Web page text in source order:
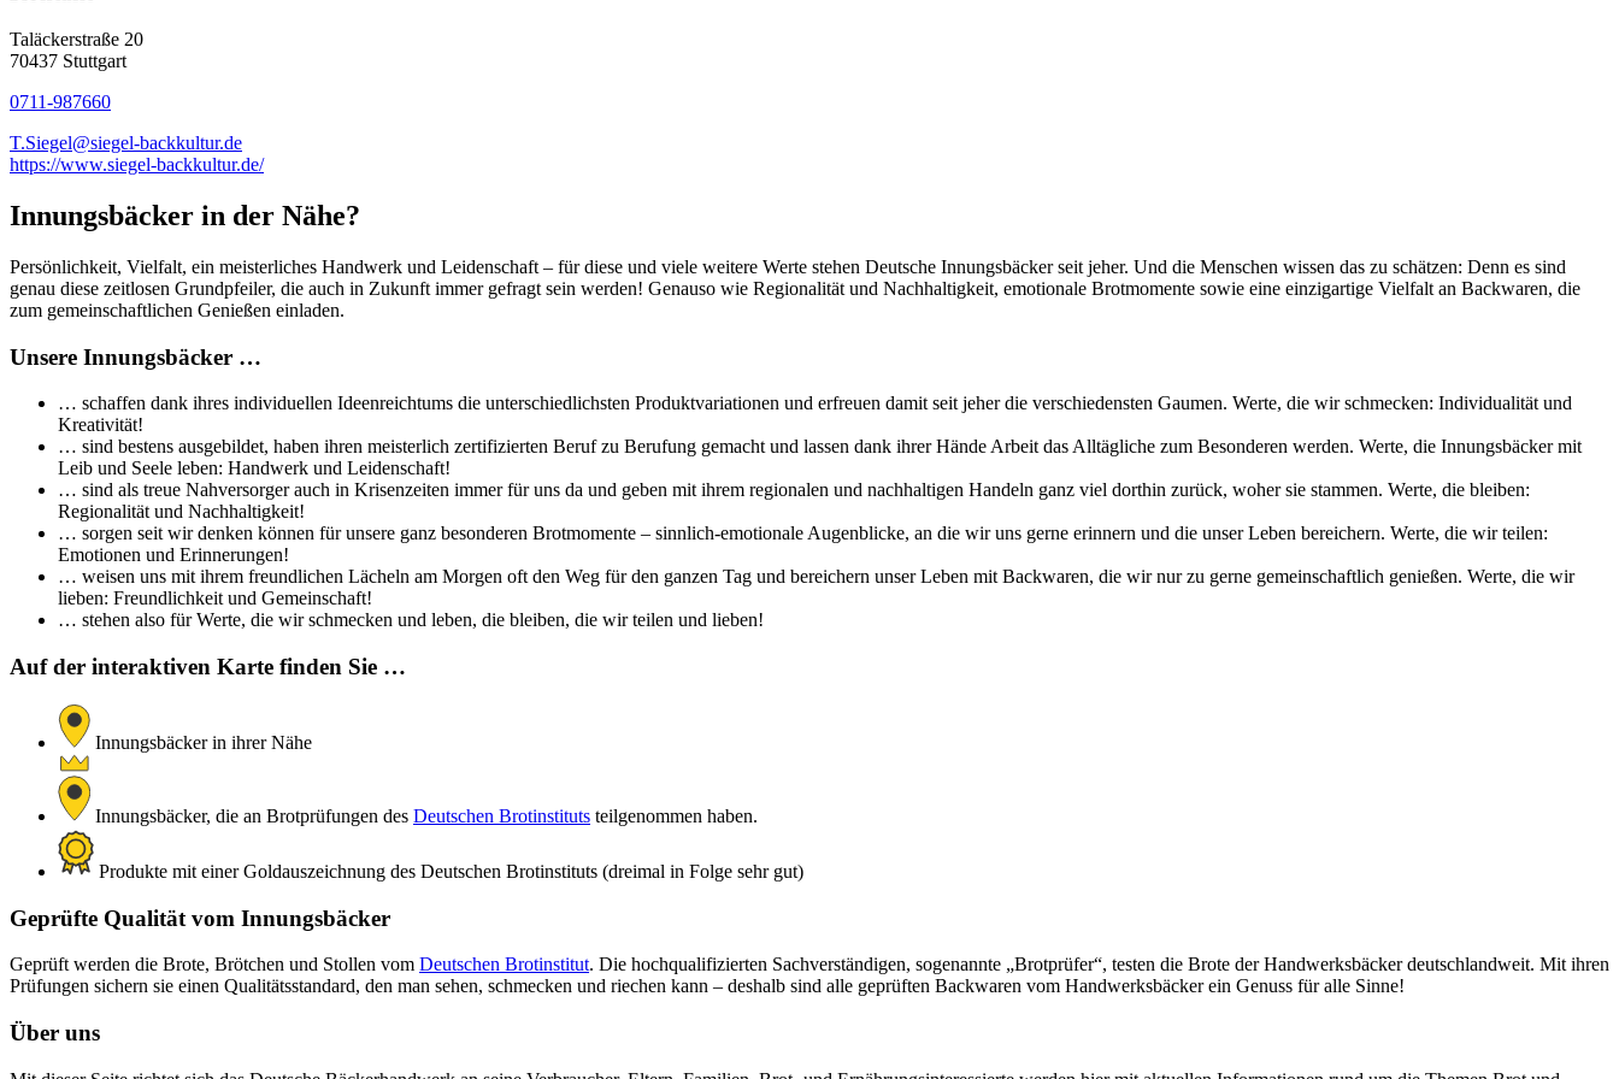
Taläckerstraße 20
70437 Stuttgart
0711-987660
T.Siegel@siegel-backkultur.de
https://www.siegel-backkultur.de/
Innungsbäcker in der Nähe?
Persönlichkeit, Vielfalt, ein meisterliches Handwerk und Leidenschaft – für diese und viele weitere Werte stehen Deutsche Innungsbäcker seit jeher. Und die Menschen wissen das zu schätzen: Denn es sind
genau diese zeitlosen Grundpfeiler, die auch in Zukunft immer gefragt sein werden! Genauso wie Regionalität und Nachhaltigkeit, emotionale Brotmomente sowie eine einzigartige Vielfalt an Backwaren, die
zum gemeinschaftlichen Genießen einladen.
Unsere Innungsbäcker …
… schaffen dank ihres individuellen Ideenreichtums die unterschiedlichsten Produktvariationen und erfreuen damit seit jeher die verschiedensten Gaumen. Werte, die wir schmecken: Individualität und
Kreativität!
… sind bestens ausgebildet, haben ihren meisterlich zertifizierten Beruf zu Berufung gemacht und lassen dank ihrer Hände Arbeit das Alltägliche zum Besonderen werden. Werte, die Innungsbäcker mit
Leib und Seele leben: Handwerk und Leidenschaft!
… sind als treue Nahversorger auch in Krisenzeiten immer für uns da und geben mit ihrem regionalen und nachhaltigen Handeln ganz viel dorthin zurück, woher sie stammen. Werte, die bleiben:
Regionalität und Nachhaltigkeit!
… sorgen seit wir denken können für unsere ganz besonderen Brotmomente – sinnlich-emotionale Augenblicke, an die wir uns gerne erinnern und die unser Leben bereichern. Werte, die wir teilen:
Emotionen und Erinnerungen!
… weisen uns mit ihrem freundlichen Lächeln am Morgen oft den Weg für den ganzen Tag und bereichern unser Leben mit Backwaren, die wir nur zu gerne gemeinschaftlich genießen. Werte, die wir
lieben: Freundlichkeit und Gemeinschaft!
… stehen also für Werte, die wir schmecken und leben, die bleiben, die wir teilen und lieben!
Auf der interaktiven Karte finden Sie …
Innungsbäcker in ihrer Nähe
Innungsbäcker, die an Brotprüfungen des Deutschen Brotinstituts teilgenommen haben.
Produkte mit einer Goldauszeichnung des Deutschen Brotinstituts (dreimal in Folge sehr gut)
Geprüfte Qualität vom Innungsbäcker
Geprüft werden die Brote, Brötchen und Stollen vom Deutschen Brotinstitut. Die hochqualifizierten Sachverständigen, sogenannte „Brotprüfer“, testen die Brote der Handwerksbäcker deutschlandweit. Mit ihren
Prüfungen sichern sie einen Qualitätsstandard, den man sehen, schmecken und riechen kann – deshalb sind alle geprüften Backwaren vom Handwerksbäcker ein Genuss für alle Sinne!
Über uns